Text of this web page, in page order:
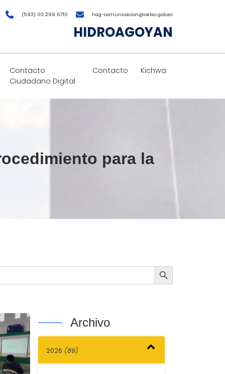
(593) 03 299 6710 hag-comunicacion@celec.gob.ec
HIDROAGOYAN
Contacto
Ciudadano Digital
Contacto Kichwa
para la
Botón de búsqueda
Archivo
2026 (89)